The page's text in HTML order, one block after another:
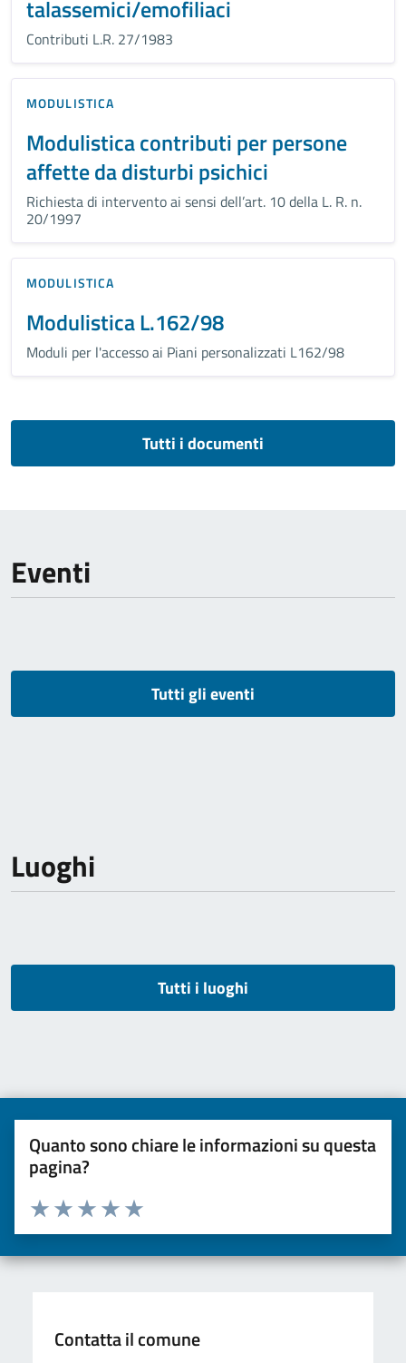
talassemici/emofiliaci
Contributi L.R. 27/1983
MODULISTICA
Modulistica contributi per persone
affette da disturbi psichici
Richiesta di intervento ai sensi dell’art. 10 della L. R. n.
20/1997
MODULISTICA
Modulistica L.162/98
Moduli per l'accesso ai Piani personalizzati L162/98
Tutti i documenti
Eventi
Tutti gli eventi
Luoghi
Tutti i luoghi
Quanto sono chiare le informazioni su questa
pagina?
Valuta da 1 a 5 stelle la pagina
Valuta 5 stelle su 5
Valuta 4 stelle su 5
Valuta 3 stelle su 5
Valuta 2 stelle su 5
Valuta una stella su 5
Contatta il comune